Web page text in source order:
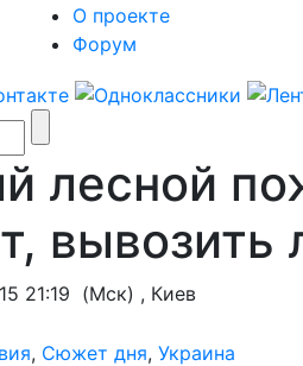
О проекте
Форум
лесной
вывозить
21:19 (Мск) , Киев
, Сюжет дня, Украина